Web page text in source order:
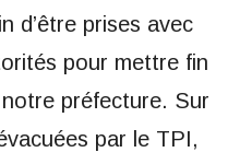
d’être prises avec
pour mettre fin
préfecture. Sur
par le TPI,